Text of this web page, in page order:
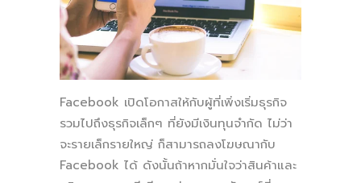
Facebook เปิดโอกาสให้กับผู้ที่เพิ่งเริ่มธุรกิจ
รวมไปถึงธุรกิจเล็กๆ ที่ยังมีเงินทุนจำกัด ไม่ว่า
จะรายเล็กรายใหญ่ ก็สามารถลงโฆษณากับ
Facebook ได้ ดังนั้นถ้าหากมั่นใจว่าสินค้าและ